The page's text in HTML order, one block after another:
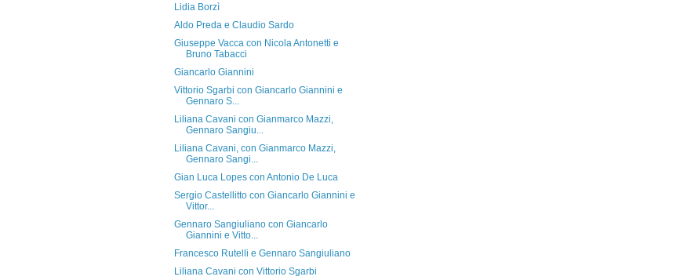
Lidia Borzì
Aldo Preda e Claudio Sardo
Giuseppe Vacca con Nicola Antonetti e
Bruno Tabacci
Giancarlo Giannini
Vittorio Sgarbi con Giancarlo Giannini e
Gennaro S...
Liliana Cavani con Gianmarco Mazzi,
Gennaro Sangiu...
Liliana Cavani, con Gianmarco Mazzi,
Gennaro Sangi...
Gian Luca Lopes con Antonio De Luca
Sergio Castellitto con Giancarlo Giannini e
Vittor...
Gennaro Sangiuliano con Giancarlo
Giannini e Vitto...
Francesco Rutelli e Gennaro Sangiuliano
Liliana Cavani con Vittorio Sgarbi